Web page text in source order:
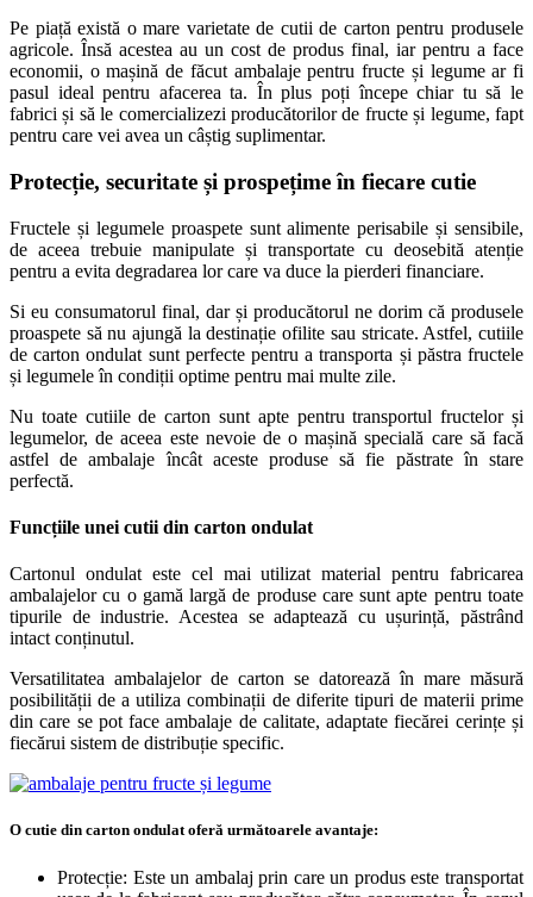
Pe piață există o mare varietate de cutii de carton pentru produsele
agricole. Însă acestea au un cost de produs final, iar pentru a face
economii, o mașină de făcut ambalaje pentru fructe și legume ar fi
pasul ideal pentru afacerea ta. În plus poți începe chiar tu să le
fabrici și să le comercializezi producătorilor de fructe și legume, fapt
pentru care vei avea un câștig suplimentar.
Protecție, securitate și prospețime în fiecare cutie
Fructele și legumele proaspete sunt alimente perisabile și sensibile,
de aceea trebuie manipulate și transportate cu deosebită atenție
pentru a evita degradarea lor care va duce la pierderi financiare.
Si eu consumatorul final, dar și producătorul ne dorim că produsele
proaspete să nu ajungă la destinație ofilite sau stricate. Astfel, cutiile
de carton ondulat sunt perfecte pentru a transporta și păstra fructele
și legumele în condiții optime pentru mai multe zile.
Nu toate cutiile de carton sunt apte pentru transportul fructelor și
legumelor, de aceea este nevoie de o mașină specială care să facă
astfel de ambalaje încât aceste produse să fie păstrate în stare
perfectă.
Funcțiile unei cutii din carton ondulat
Cartonul ondulat este cel mai utilizat material pentru fabricarea
ambalajelor cu o gamă largă de produse care sunt apte pentru toate
tipurile de industrie. Acestea se adaptează cu ușurință, păstrând
intact conținutul.
Versatilitatea ambalajelor de carton se datorează în mare măsură
posibilității de a utiliza combinații de diferite tipuri de materii prime
din care se pot face ambalaje de calitate, adaptate fiecărei cerințe și
fiecărui sistem de distribuție specific.
O cutie din carton ondulat oferă următoarele avantaje:
Protecție: Este un ambalaj prin care un produs este transportat